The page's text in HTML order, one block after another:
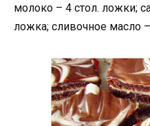
молоко – 4 стол. ложки;
ложка; сливочное масло